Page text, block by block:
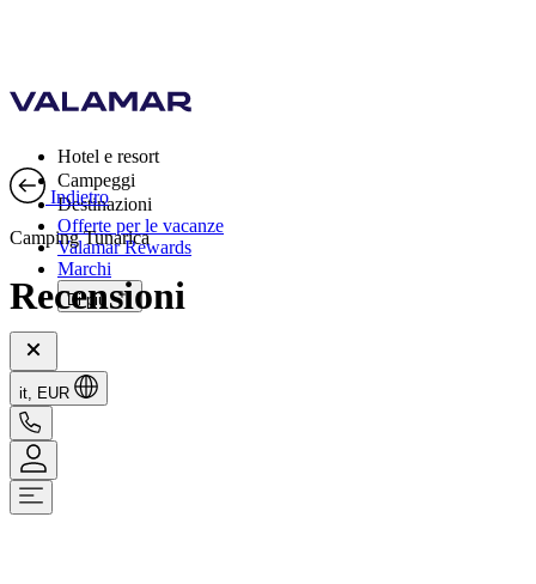
Hotel e resort
Campeggi
Destinazioni
Offerte per le vacanze
Valamar Rewards
Marchi
Di più
it, EUR
Indietro
Camping Tunarica
Recensioni